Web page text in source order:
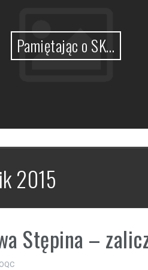
Pamiętając o SK…
2015
Stępina –